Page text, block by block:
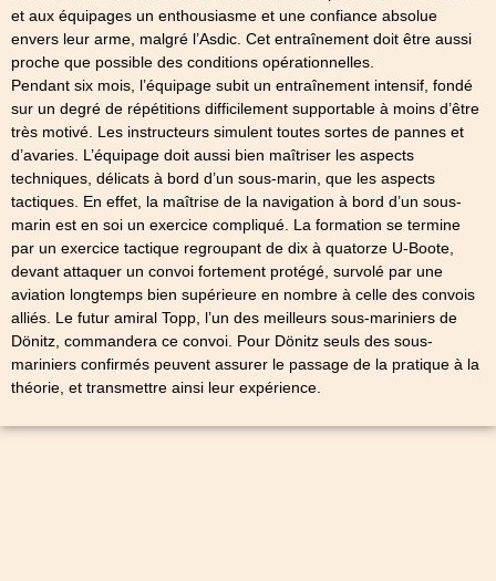
et aux équipages un enthousiasme et une confiance absolue
envers leur arme, malgré l’Asdic. Cet entraînement doit être aussi
proche que possible des conditions opérationnelles.
Pendant six mois, l’équipage subit un entraînement intensif, fondé
sur un degré de répétitions difficilement supportable à moins d’être
très motivé. Les instructeurs simulent toutes sortes de pannes et
d’avaries. L’équipage doit aussi bien maîtriser les aspects
techniques, délicats à bord d’un sous-marin, que les aspects
tactiques. En effet, la maîtrise de la navigation à bord d’un sous-
marin est en soi un exercice compliqué. La formation se termine
par un exercice tactique regroupant de dix à quatorze U-Boote,
devant attaquer un convoi fortement protégé, survolé par une
aviation longtemps bien supérieure en nombre à celle des convois
alliés. Le futur amiral Topp, l’un des meilleurs sous-mariniers de
Dönitz, commandera ce convoi. Pour Dönitz seuls des sous-
mariniers confirmés peuvent assurer le passage de la pratique à la
théorie, et transmettre ainsi leur expérience.